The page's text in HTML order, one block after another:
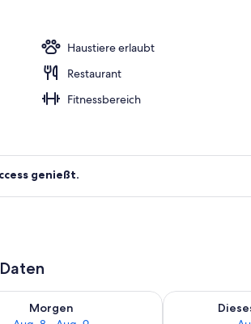
Haustiere erlaubt
Restaurant
Fitnessbereich
genießt.
7 - Aug. 8.
Morgen
Verfügbarkeit für morgen, Aug. 8 -
Überprüfe die